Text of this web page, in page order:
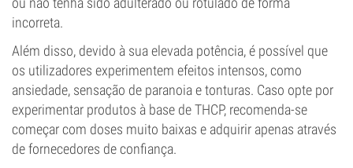
incorreta.
Além disso, devido à sua elevada potência, é possível que
os utilizadores experimentem efeitos intensos, como
ansiedade, sensação de paranoia e tonturas. Caso opte por
experimentar produtos à base de THCP, recomenda-se
começar com doses muito baixas e adquirir apenas através
de fornecedores de confiança.